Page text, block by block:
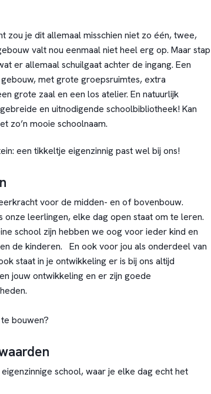
zou je dit allemaal misschien niet zo één, twee,
valt nou eenmaal niet heel erg op. Maar stap
er allemaal schuilgaat achter de ingang. Een
met grote groepsruimtes, extra
grote zaal en een los atelier. En natuurlijk
en uitnodigende schoolbibliotheek! Kan
zo’n mooie schoolnaam.
een tikkeltje eigenzinnig past wel bij ons!
voor de midden- en of bovenbouw.
onze leerlingen, elke dag open staat om te leren.
school zijn hebben we oog voor ieder kind en
de kinderen. En ook voor jou als onderdeel van
staat in je ontwikkeling er is bij ons altijd
jouw ontwikkeling en er zijn goede
bouwen?
school, waar je elke dag echt het